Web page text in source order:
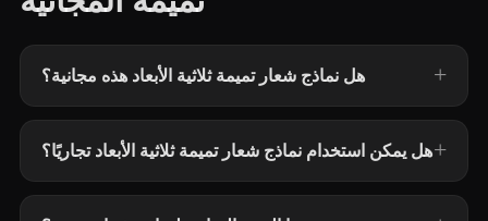
هل نماذج شعار تميمة ثلاثية الأبعاد هذه مجانية؟
هل يمكن استخدام نماذج شعار تميمة ثلاثية الأبعاد تجاريًا؟